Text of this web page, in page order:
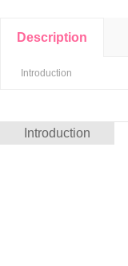
Description
Introduction
Introduction